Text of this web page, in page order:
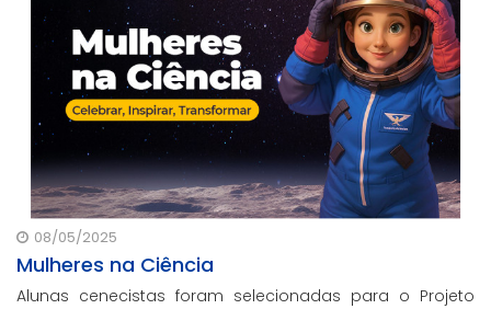
08/05/2025
Mulheres na Ciência
Alunas cenecistas foram selecionadas para o Projeto